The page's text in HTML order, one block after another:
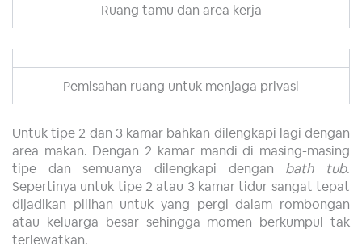
Ruang tamu dan area kerja
Pemisahan ruang untuk menjaga privasi
Untuk tipe 2 dan 3 kamar bahkan dilengkapi lagi dengan
area makan. Dengan 2 kamar mandi di masing-masing
tipe dan semuanya dilengkapi dengan bath tub.
Sepertinya untuk tipe 2 atau 3 kamar tidur sangat tepat
dijadikan pilihan untuk yang pergi dalam rombongan
atau keluarga besar sehingga momen berkumpul tak
terlewatkan.